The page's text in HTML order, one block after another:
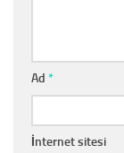
Ad *
İnternet sitesi